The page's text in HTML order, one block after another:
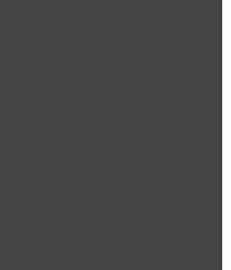
课程侧重理论普及，但缺
证书难以直接开展独立咨
执业转型必选